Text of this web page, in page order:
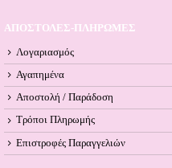
ΑΠΟΣΤΟΛΕΣ-ΠΛΗΡΩΜΕΣ
Λογαριασμός
Αγαπημένα
Αποστολή / Παράδοση
Τρόποι Πληρωμής
Επιστροφές Παραγγελιών